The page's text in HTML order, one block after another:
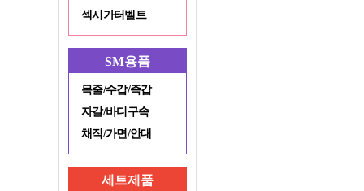
섹시가터벨트
SM용품
목줄/수갑/족갑
자갈/바디구속
채직/가면/안대
세트제품